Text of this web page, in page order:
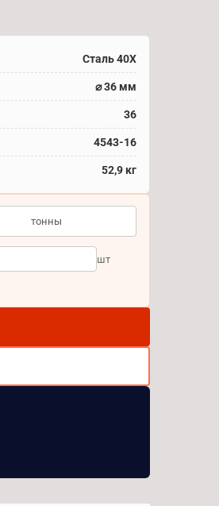
Сталь 40Х
⌀ 36 мм
36
4543-16
52,9 кг
тонны
шт